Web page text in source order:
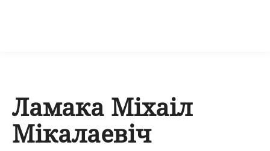
Ламака Міхаіл
Мікалаевіч